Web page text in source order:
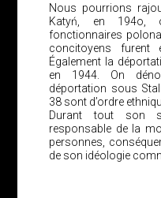
Nous pourrions
Katyń, en
fonctionnaires
concitoyens furent
Également la
en 1944. On
déportation sous
38 sont d’ordre
Durant tout son
responsable de la
personnes,
de son idéologie